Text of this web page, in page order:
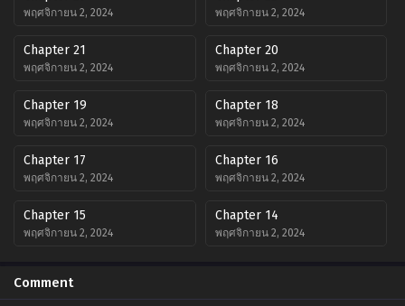
พฤศจิกายน 2, 2024 พฤศจิกายน 2, 2024
Chapter 21
พฤศจิกายน 2, 2024
Chapter 20
พฤศจิกายน 2, 2024
Chapter 19
พฤศจิกายน 2, 2024
Chapter 18
พฤศจิกายน 2, 2024
Chapter 17
พฤศจิกายน 2, 2024
Chapter 16
พฤศจิกายน 2, 2024
Chapter 15
พฤศจิกายน 2, 2024
Chapter 14
พฤศจิกายน 2, 2024
พฤศจิกายน 2, 2024
Comment